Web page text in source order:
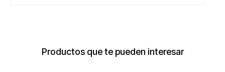
Productos que te pueden interesar